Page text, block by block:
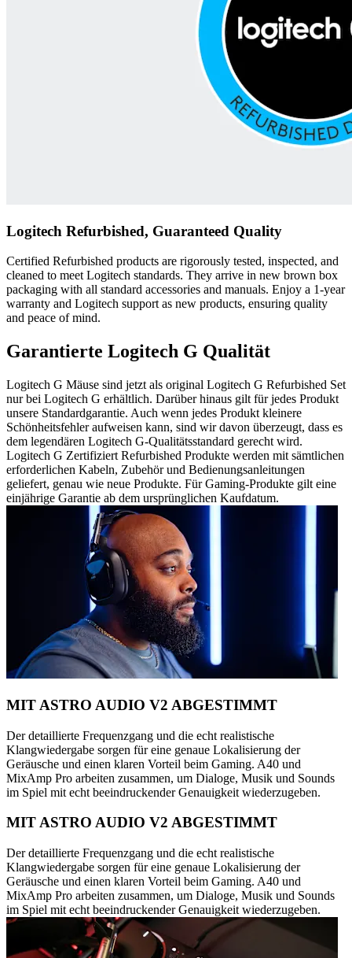
Logitech Refurbished, Guaranteed Quality
Certified Refurbished products are rigorously tested, inspected, and
cleaned to meet Logitech standards. They arrive in new brown box
packaging with all standard accessories and manuals. Enjoy a 1-year
warranty and Logitech support as new products, ensuring quality
and peace of mind.
Garantierte Logitech G Qualität
Logitech G Mäuse sind jetzt als original Logitech G Refurbished Set
nur bei Logitech G erhältlich. Darüber hinaus gilt für jedes Produkt
unsere Standardgarantie. Auch wenn jedes Produkt kleinere
Schönheitsfehler aufweisen kann, sind wir davon überzeugt, dass es
dem legendären Logitech G-Qualitätsstandard gerecht wird.
Logitech G Zertifiziert Refurbished Produkte werden mit sämtlichen
erforderlichen Kabeln, Zubehör und Bedienungsanleitungen
geliefert, genau wie neue Produkte. Für Gaming-Produkte gilt eine
einjährige Garantie ab dem ursprünglichen Kaufdatum.
MIT ASTRO AUDIO V2 ABGESTIMMT
Der detaillierte Frequenzgang und die echt realistische
Klangwiedergabe sorgen für eine genaue Lokalisierung der
Geräusche und einen klaren Vorteil beim Gaming. A40 und
MixAmp Pro arbeiten zusammen, um Dialoge, Musik und Sounds
im Spiel mit echt beeindruckender Genauigkeit wiederzugeben.
MIT ASTRO AUDIO V2 ABGESTIMMT
Der detaillierte Frequenzgang und die echt realistische
Klangwiedergabe sorgen für eine genaue Lokalisierung der
Geräusche und einen klaren Vorteil beim Gaming. A40 und
MixAmp Pro arbeiten zusammen, um Dialoge, Musik und Sounds
im Spiel mit echt beeindruckender Genauigkeit wiederzugeben.